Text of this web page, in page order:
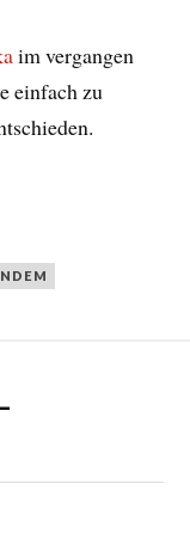
im vergangen
einfach zu